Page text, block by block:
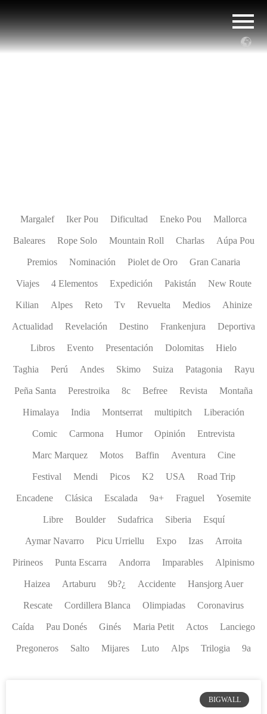
Margalef Iker Pou Dificultad Eneko Pou Mallorca
Baleares Rope Solo Mountain Roll Charlas Aúpa Pou
Premios Nominación Piolet de Oro Gran Canaria
Viajes 4 Elementos Expedición Pakistán New Route
Kilian Alpes Reto Tv Revuelta Medios Ahinize
Actualidad Revelación Destino Frankenjura Deportiva
Libros Evento Presentación Dolomitas Hielo
Taghia Perú Andes Skimo Suiza Patagonia Rayu
Peña Santa Perestroika 8c Befree Revista Montaña
Himalaya India Montserrat multipitch Liberación
Comic Carmona Humor Opinión Entrevista
Marc Marquez Motos Baffin Aventura Cine
Festival Mendi Picos K2 USA Road Trip
Encadene Clásica Escalada 9a+ Fraguel Yosemite
Libre Boulder Sudafrica Siberia Esquí
Aymar Navarro Picu Urriellu Expo Izas Arroita
Pirineos Punta Escarra Andorra Imparables Alpinismo
Haizea Artaburu 9b?¿ Accidente Hansjorg Auer
Rescate Cordillera Blanca Olimpiadas Coronavirus
Caída Pau Donés Ginés Maria Petit Actos Lanciego
Pregoneros Salto Mijares Luto Alps Trilogia 9a
BIGWALL